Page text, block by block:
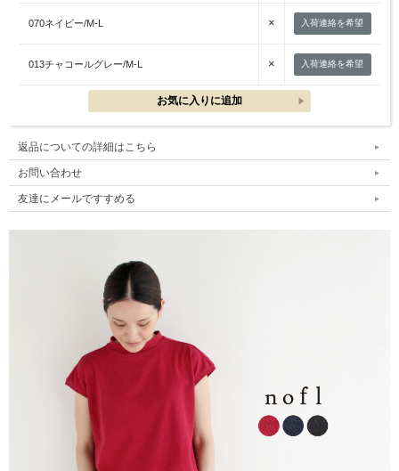
070ネイビー/M-L × 入荷連絡を希望
013チャコールグレー/M-L × 入荷連絡を希望
返品についての詳細はこちら
お問い合わせ
友達にメールですすめる